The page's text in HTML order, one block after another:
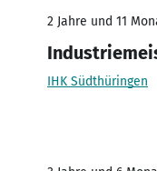
2 Jahre und 11
IHK Südthüringen